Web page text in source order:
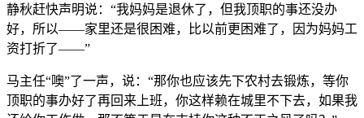
静秋赶快声明说：“我妈妈是退休了，但我顶职的事还没办
好，所以——家里还是很困难，比以前更困难了，因为妈妈工
资打折了——”
马主任“噢”了一声，说：“那你也应该先下农村去锻炼，等你
顶职的事办好了再回来上班，你这样赖在城里不下去，如果我